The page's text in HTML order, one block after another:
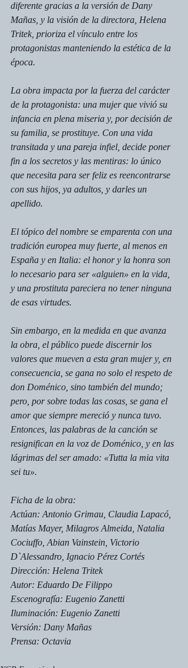
diferente gracias a la versión de Dany
Mañas, y la visión de la directora, Helena
Tritek, prioriza el vínculo entre los
protagonistas manteniendo la estética de la
época.
La obra impacta por la fuerza del carácter
de la protagonista: una mujer que vivió su
infancia en plena miseria y, por decisión de
su familia, se prostituye. Con una vida
transitada y una pareja infiel, decide poner
fin a los secretos y las mentiras: lo único
que necesita para ser feliz es reencontrarse
con sus hijos, ya adultos, y darles un
apellido.
El tópico del nombre se emparenta con una
tradición europea muy fuerte, al menos en
España y en Italia: el honor y la honra son
lo necesario para ser «alguien» en la vida,
y una prostituta pareciera no tener ninguna
de esas virtudes.
Sin embargo, en la medida en que avanza
la obra, el público puede discernir los
valores que mueven a esta gran mujer y, en
consecuencia, se gana no solo el respeto de
don Doménico, sino también del mundo;
pero, por sobre todas las cosas, se gana el
amor que siempre mereció y nunca tuvo.
Entonces, las palabras de la canción se
resignifican en la voz de Doménico, y en las
lágrimas del ser amado: «Tutta la mia vita
sei tu».
Ficha de la obra:
Actúan: Antonio Grimau, Claudia Lapacó,
Matías Mayer, Milagros Almeida, Natalia
Cociuffo, Abian Vainstein, Victorio
D`Alessandro, Ignacio Pérez Cortés
Dirección: Helena Tritek
Autor: Eduardo De Filippo
Escenografía: Eugenio Zanetti
Iluminación: Eugenio Zanetti
Versión: Dany Mañas
Prensa: Octavia